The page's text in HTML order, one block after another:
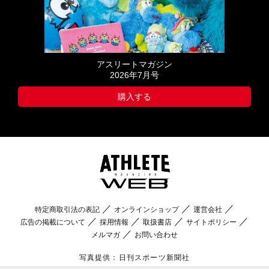
アスリートマガジン
2026年7月号
購入する
特定商取引法の表記 オンラインショップ
運営会社
広告の掲載について
採用情報 取扱書店
サイトポリシー
メルマガ
お問い合わせ
写真提供：日刊スポーツ新聞社